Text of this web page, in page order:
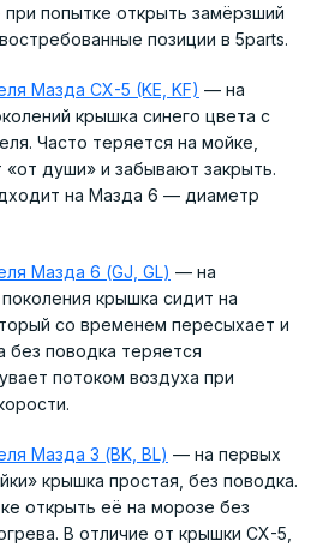
попытке открыть замёрзший
позиции в 5parts.
Мазда CX-5 (KE, KF) — на
крышка синего цвета с
Часто теряется на мойке,
души» и забывают закрыть.
на Мазда 6 — диаметр
Мазда 6 (GJ, GL) — на
крышка сидит на
со временем пересыхает и
без поводка теряется
потоком воздуха при
Мазда 3 (BK, BL) — на первых
крышка простая, без поводка.
открыть её на морозе без
В отличие от крышки CX-5,